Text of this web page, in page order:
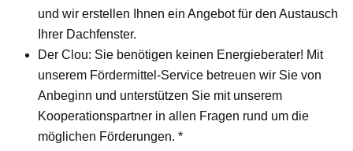
und wir erstellen Ihnen ein Angebot für den Austausch
Ihrer Dachfenster.
Der Clou: Sie benötigen keinen Energieberater! Mit
unserem Fördermittel-Service betreuen wir Sie von
Anbeginn und unterstützen Sie mit unserem
Kooperationspartner in allen Fragen rund um die
möglichen Förderungen. *